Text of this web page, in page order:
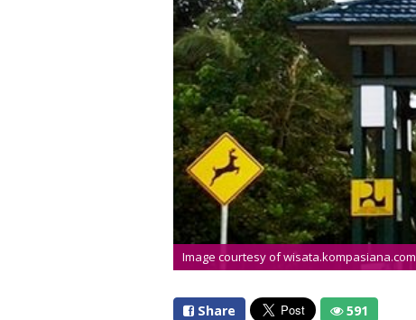
Image courtesy of wisata.kompasiana.com
Share 591